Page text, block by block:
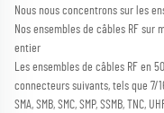
Nous nous concentrons sur les
Nos ensembles de câbles RF sur
entier
Les ensembles de câbles RF en
connecteurs suivants, tels que 7/16
SMA, SMB, SMC, SMP, SSMB,